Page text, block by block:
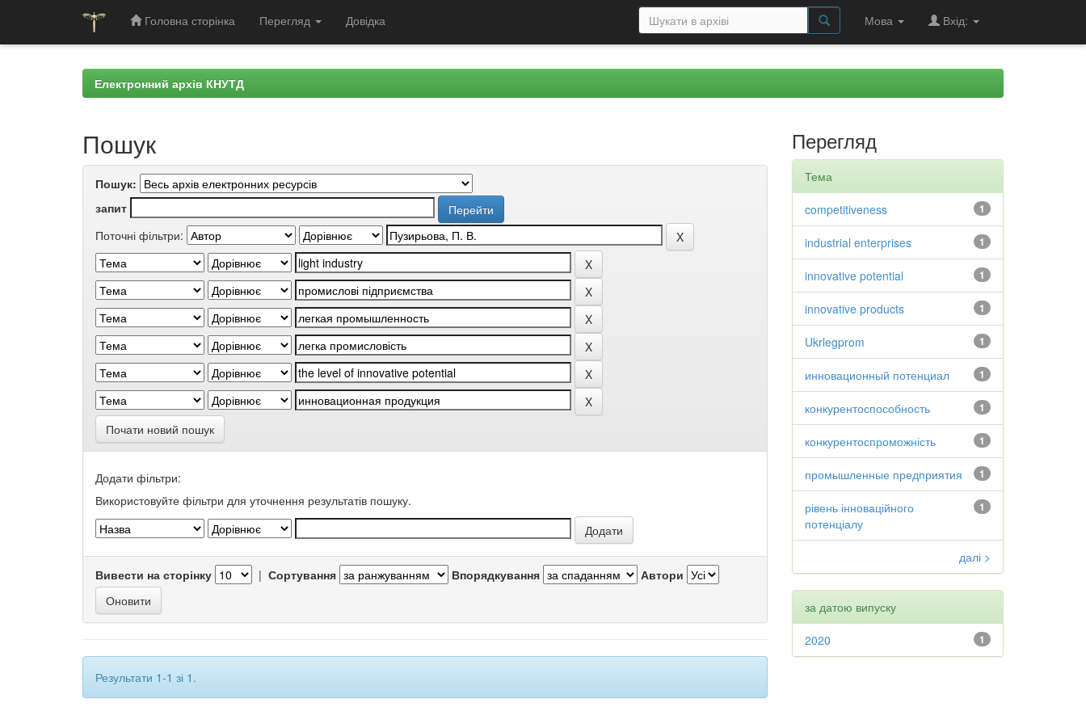
Головна сторінка Перегляд Довідка Мова Вхід:
Електронний архів КНУТД
Пошук
Пошук:
запит
Поточні фільтри:
Почати новий пошук
Додати фільтри:
Використовуйте фільтри для уточнення результатів пошуку.
Вивести на сторінку | Сортування Впорядкування Автори
Результати 1-1 зі 1.
Перегляд
Тема
1
competitiveness
1
industrial enterprises
1
innovative potential
1
innovative products
1
Ukrlegprom
1
инновационный потенциал
1
конкурентоспособность
1
конкурентоспроможність
1
промышленные предприятия
1
рівень інноваційного
потенціалу
далі >
за датою випуску
1
2020